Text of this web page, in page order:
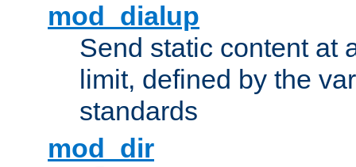
mod_dialup
Send static content at
limit, defined by the
standards
mod_dir